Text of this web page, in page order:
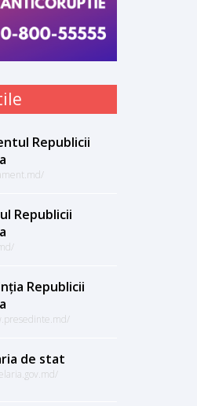
Republicii
Republicii
Republicii
de stat